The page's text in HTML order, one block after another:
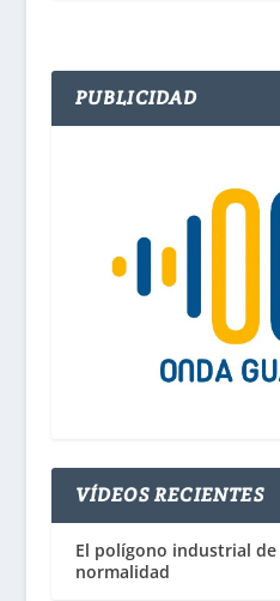
PUBLICIDAD
VÍDEOS RECIENTES
El polígono industrial de
normalidad